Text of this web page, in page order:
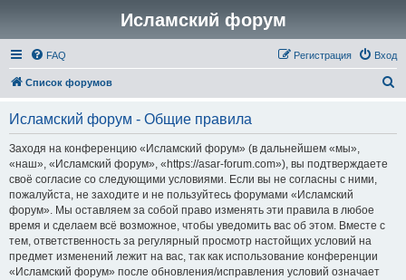
Исламский форум
FAQ Вход
Регистрация
Список форумов
Исламский форум - Общие правила
Заходя на конференцию «Исламский форум» (в дальнейшем «мы»,
«наш», «Исламский форум», «https://asar-forum.com»), вы подтверждаете
своё согласие со следующими условиями. Если вы не согласны с ними,
пожалуйста, не заходите и не пользуйтесь форумами «Исламский
форум». Мы оставляем за собой право изменять эти правила в любое
время и сделаем всё возможное, чтобы уведомить вас об этом. Вместе с
тем, ответственность за регулярный просмотр настойщих условий на
предмет изменений лежит на вас, так как использование конференции
«Исламский форум» после обновления/исправления условий означает